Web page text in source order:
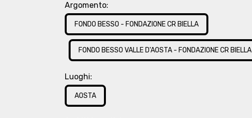
Argomento:
FONDO BESSO - FONDAZIONE CR BIELLA
FONDO BESSO VALLE D'AOSTA - FONDAZIONE CR BIELLA
Luoghi:
AOSTA